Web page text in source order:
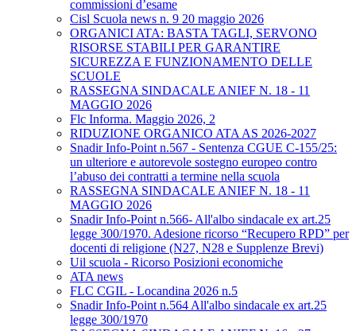
commissioni d’esame
Cisl Scuola news n. 9 20 maggio 2026
ORGANICI ATA: BASTA TAGLI, SERVONO
RISORSE STABILI PER GARANTIRE
SICUREZZA E FUNZIONAMENTO DELLE
SCUOLE
RASSEGNA SINDACALE ANIEF N. 18 - 11
MAGGIO 2026
Flc Informa. Maggio 2026, 2
RIDUZIONE ORGANICO ATA AS 2026-2027
Snadir Info-Point n.567 - Sentenza CGUE C‑155/25:
un ulteriore e autorevole sostegno europeo contro
l’abuso dei contratti a termine nella scuola
RASSEGNA SINDACALE ANIEF N. 18 - 11
MAGGIO 2026
Snadir Info-Point n.566- All'albo sindacale ex art.25
legge 300/1970. Adesione ricorso “Recupero RPD” per
docenti di religione (N27, N28 e Supplenze Brevi)
Uil scuola - Ricorso Posizioni economiche
ATA news
FLC CGIL - Locandina 2026 n.5
Snadir Info-Point n.564 All'albo sindacale ex art.25
legge 300/1970